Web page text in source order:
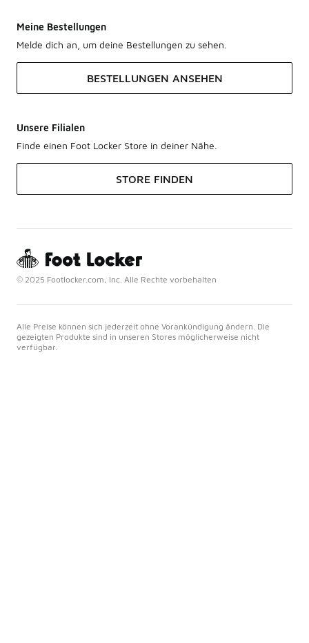
Meine Bestellungen
Melde dich an, um deine Bestellungen zu sehen.
BESTELLUNGEN ANSEHEN
Unsere Filialen
Finde einen Foot Locker Store in deiner Nähe.
STORE FINDEN
© 2025 Footlocker.com, Inc. Alle Rechte vorbehalten
Alle Preise können sich jederzeit ohne Vorankündigung ändern. Die
gezeigten Produkte sind in unseren Stores möglicherweise nicht
verfügbar.